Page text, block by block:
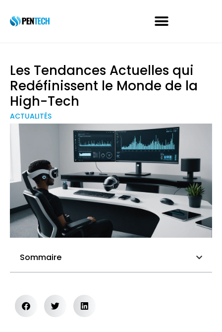
Les Tendances Actuelles qui
Redéfinissent le Monde de la
High-Tech
ACTUALITÉS
Sommaire